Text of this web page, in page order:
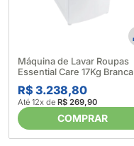
Máquina de Lavar Roupas
Essential Care 17Kg Branca
LED17 - Electrolux (633997)
R$ 3.238,80
Até 12x de R$ 269,90
COMPRAR